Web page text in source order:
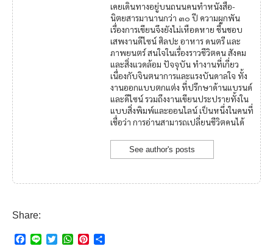
เคยเดินทางอยู่บนถนนคนทำหนังสือ-
นิตยสารมานานกว่า ๓๐ ปี ความผูกพัน
เรื่องการเขียนจึงยังไม่เหือดหาย ชื่นชอบ
เสพงานดีไซน์ ศิลปะ อาหาร ดนตรี และ
ภาพยนตร์ สนใจในเรื่องราวชีวิตคน สังคม
และสิ่งแวดล้อม ปัจจุบัน ทำงานที่เกี่ยว
เนื่องกับจินตนาการและแรงบันดาลใจ ทั้ง
งานออกแบบตกแต่ง ที่ปรึกษาด้านแบรนด์
และดีไซน์ รวมถึงงานเขียนประปรายทั้งใน
แบบสิ่งพิมพ์และออนไลน์ เป็นหนึ่งในคนที่
เชื่อว่า การอ่านสามารถเปลี่ยนชีวิตคนได้
See author's posts
Share:
W